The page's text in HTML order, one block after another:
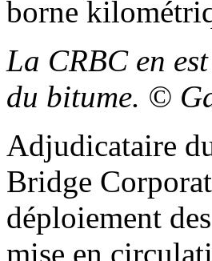
borne
La CRBC en
du bitume. ©
Adjudicataire
Bridge
déploiement
mise en